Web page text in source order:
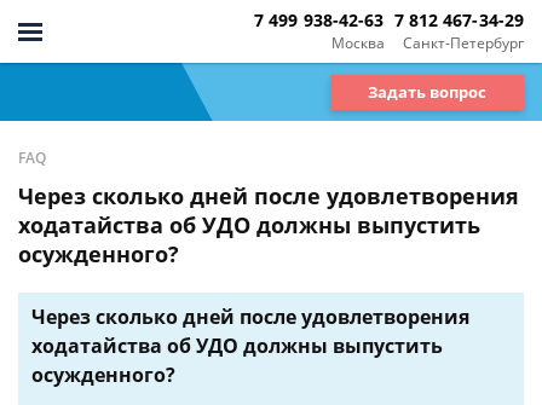
Москва
7 499 938-42-63
Санкт-Петербург
7 812 467-34-29
Задать вопрос
FAQ
Через сколько дней после удовлетворения
ходатайства об УДО должны выпустить
осужденного?
Через сколько дней после удовлетворения
ходатайства об УДО должны выпустить
осужденного?